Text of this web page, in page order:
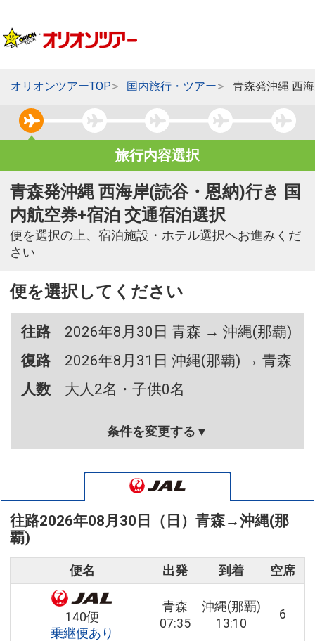
オリオンツアーTOP 国内旅行・ツアー 青森発沖縄 西
旅行内容選択
青森発沖縄 西海岸(読谷・恩納)行き 国
内航空券+宿泊 交通宿泊選択
便を選択の上、宿泊施設・ホテル選択へお進みくだ
さい
便を選択してください
往路
2026年8月30日 青森 → 沖縄(那覇)
復路
2026年8月31日 沖縄(那覇) → 青森
人数
大人2名・子供0名
条件を変更する▼
往路2026年08月30日（日） 青森→沖縄(那
覇)
便名 出発 到着 空席
140便
乗継便あり
青森
07:35
沖縄(那覇)
13:10
6